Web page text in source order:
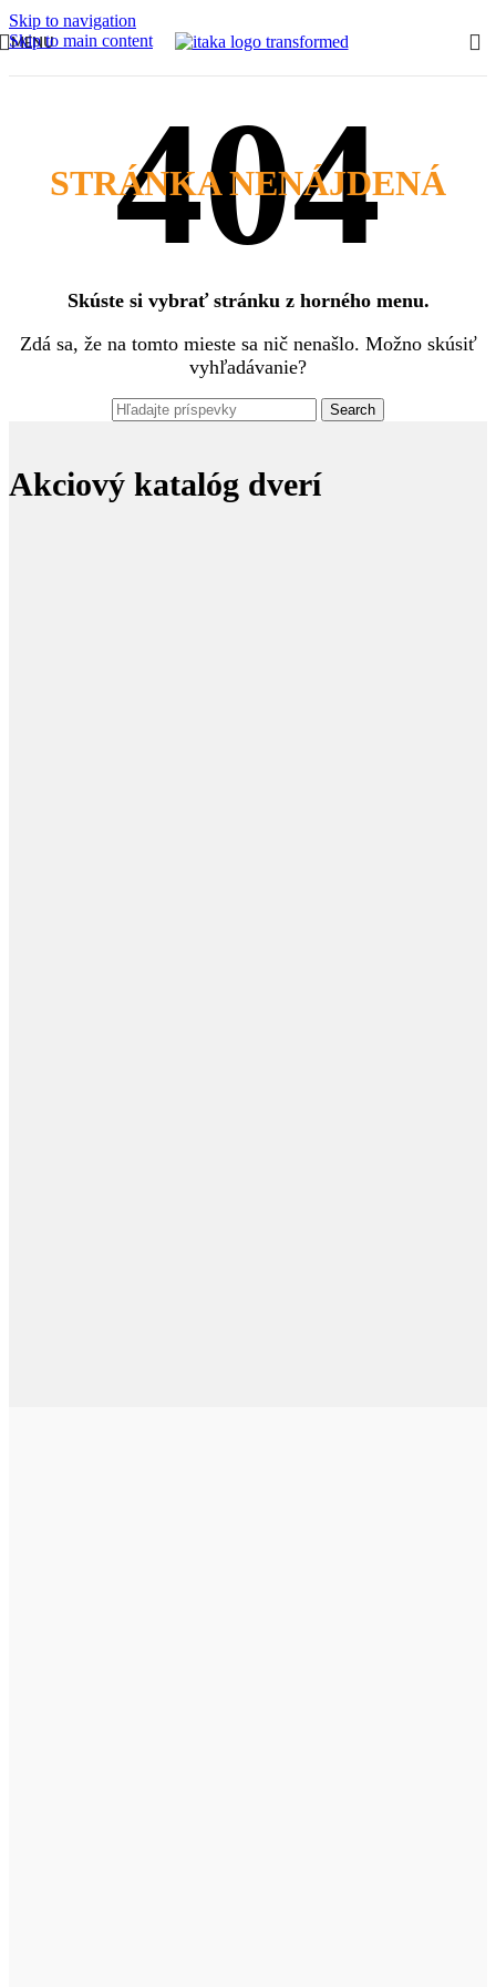
Skip to navigation
Skip to main content
MENU
STRÁNKA NENÁJDENÁ
Skúste si vybrať stránku z horného menu.
Zdá sa, že na tomto mieste sa nič nenašlo. Možno skúsiť
vyhľadávanie?
Search
Akciový katalóg dverí